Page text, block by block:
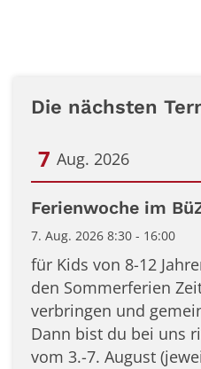
Die nächsten
7 Aug. 2026
Datum: 7. August 2026
Ferienwoche im
7. Aug. 2026 8:30 - 16:00
für Kids von 8-12
den Sommerferien
verbringen und
Dann bist du bei uns
vom 3.-7. August